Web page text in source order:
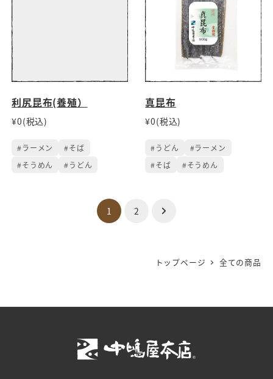
利尻昆布(養殖）
¥0(税込)
#ラーメン
#そば
#そうめん
#うどん
真昆布
¥0(税込)
#うどん
#ラーメン
#そば
#そうめん
ゲ
1 2
トップページ 全ての商品